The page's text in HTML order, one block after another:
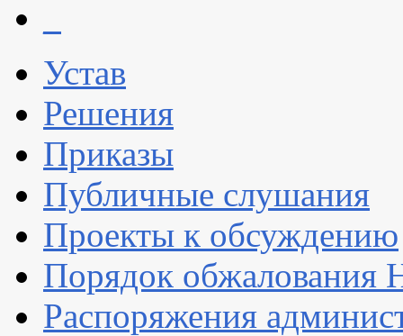
Устав
Решения
Приказы
Публичные слушания
Проекты к обсуждению
Порядок
Распоряжения